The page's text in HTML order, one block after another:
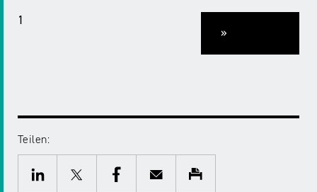
1
»
Teilen:
Twitter Facebook